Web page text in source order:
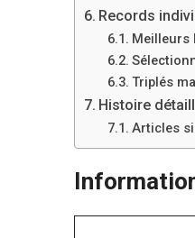
Records
Meilleurs
Triplés
Histoire
Articles